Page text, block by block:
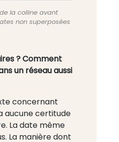
la colline avant
non superposées
? Comment
un réseau aussi
concernant
aucune certitude
La date même
La manière dont